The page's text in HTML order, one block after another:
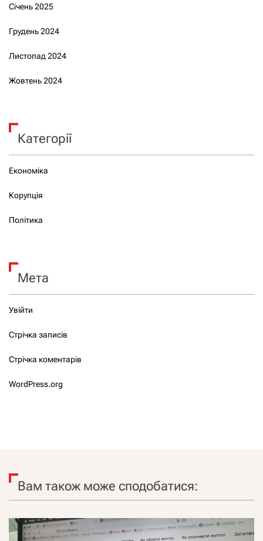
Січень 2025
Грудень 2024
Листопад 2024
Жовтень 2024
Категорії
Економіка
Корупція
Політика
Мета
Увійти
Стрічка записів
Стрічка коментарів
WordPress.org
Вам також може сподобатися: